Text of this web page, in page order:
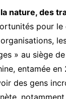
nature, des
pour le
» au siège
entamée
des gens